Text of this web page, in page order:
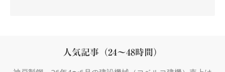
人気記事（24～48時間）